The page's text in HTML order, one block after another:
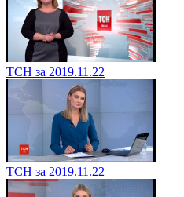
ТСН за 2019.11.22
ТСН за 2019.11.22